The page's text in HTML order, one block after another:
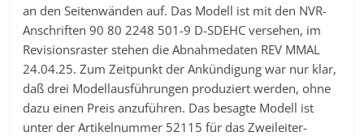
an den Seitenwänden auf. Das Modell ist mit den NVR-
Anschriften 90 80 2248 501-9 D-SDEHC versehen, im
Revisionsraster stehen die Abnahmedaten REV MMAL
24.04.25. Zum Zeitpunkt der Ankündigung war nur klar,
daß drei Modellausführungen produziert werden, ohne
dazu einen Preis anzuführen. Das besagte Modell ist
unter der Artikelnummer 52115 für das Zweileiter-